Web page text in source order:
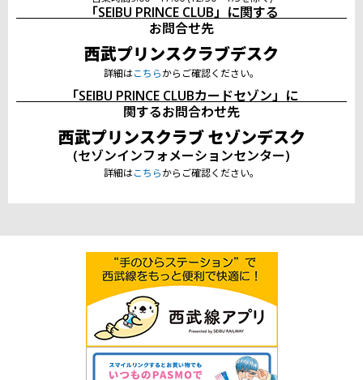
「SEIBU PRINCE CLUB」 に関する
お問合せ先
西武プリンスクラブデスク
詳細はこちらからご確認ください。
「SEIBU PRINCE CLUBカードセゾン」に
関するお問合わせ先
西武プリンスクラブセゾンデスク
(セゾンインフォメーションセンター)
詳細はこちらからご確認ください。